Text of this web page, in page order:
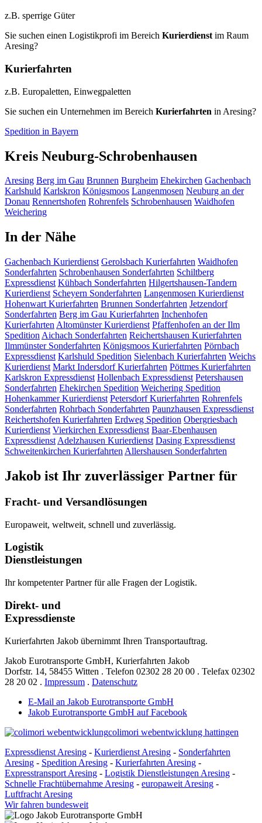
z.B. sperrige Güter
Sie suchen einen Logistikprofi im Bereich Kurierdienst im Raum
Aresing?
Kurierfahrten
z.B. Europaletten, Einwegpaletten
Sie suchen ein Unternehmen im Bereich Kurierfahrten in Aresing?
Spedition in Bayern
Kreis Neuburg-Schrobenhausen
Aresing Berg im Gau Brunnen Burgheim Ehekirchen Gachenbach
Karlshuld Karlskron Königsmoos Langenmosen Neuburg an der
Donau Rennertshofen Rohrenfels Schrobenhausen Waidhofen
Weichering
In der Nähe
Gachenbach Kurierdienst Gerolsbach Kurierfahrten Waidhofen
Sonderfahrten Schrobenhausen Sonderfahrten Schiltberg
Expressdienst Kühbach Sonderfahrten Hilgertshausen-Tandern
Kurierdienst Scheyern Sonderfahrten Langenmosen Kurierdienst
Hohenwart Kurierfahrten Brunnen Sonderfahrten Jetzendorf
Sonderfahrten Berg im Gau Kurierfahrten Inchenhofen
Kurierfahrten AltomünsterKurierdienst Pfaffenhofen an der Ilm
Spedition Aichach Sonderfahrten Reichertshausen Kurierfahrten
Ilmmünster Sonderfahrten Königsmoos Kurierfahrten Pörnbach
Expressdienst Karlshuld Spedition Sielenbach Kurierfahrten Weichs
Kurierdienst Markt IndersdorfKurierfahrten Pöttmes Kurierfahrten
Karlskron Expressdienst Hollenbach Expressdienst Petershausen
Sonderfahrten Ehekirchen Spedition Weichering Spedition
HohenkammerKurierdienst PetersdorfKurierfahrten Rohrenfels
Sonderfahrten Rohrbach Sonderfahrten Paunzhausen Expressdienst
Reichertshofen Kurierfahrten Erdweg Spedition Obergriesbach
Kurierdienst Vierkirchen Expressdienst Baar-Ebenhausen
Expressdienst Adelzhausen Kurierdienst Dasing Expressdienst
Schweitenkirchen Kurierfahrten Allershausen Sonderfahrten
Jakob ist Ihr zuverlässiger Partner für
Fracht- und Versandlösungen
Europaweit, weltweit, schnell und zuverlässig.
Logistik
Dienstleistungen
Ihr kompetenter Partner für alle Fragen der Logistik.
Direkt- und
Expressdienste
Kurierfahrten Jakob übernimmt Ihren Transportauftrag.
Jakob Eurotransporte GmbH, Kurierfahrten Jakob
Dorfstr. 14, 58455 Witten . Telefon 02302 28 20 00 . Telefax 02302
28 20 02 . Impressum . Datenschutz
E-Mail an Jakob Eurotransporte GmbH
Jakob Eurotransporte GmbH auf Facebook
colimori webentwicklung hattingen
Expressdienst Aresing - Kurierdienst Aresing - Sonderfahrten
Aresing - Spedition Aresing - Kurierfahrten Aresing -
Expresstransport Aresing - Logistik Dienstleistungen Aresing -
Schnelle Frachtübernahme Aresing - europaweit Aresing -
Luftfracht Aresing
Wir fahren bundesweit